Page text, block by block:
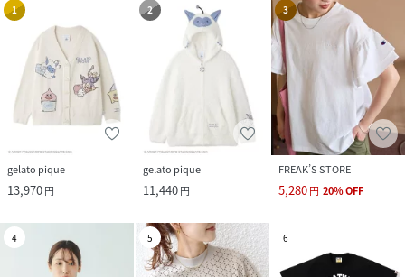
1
gelato pique
13,970円
2
gelato pique
11,440円
3
FREAK’S STORE
5,280円 20%OFF
4 5 6